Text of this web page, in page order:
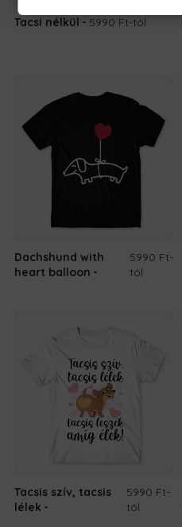
Tacsi nélkül 5990 Ft-tól
Dachshund with
heart balloon
5990 Ft-
tól
Tacsis szív, tacsis
lélek
5990 Ft-
tól